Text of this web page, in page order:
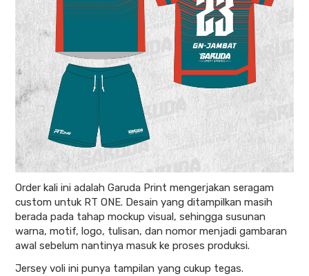
Order kali ini adalah Garuda Print mengerjakan seragam
custom untuk RT ONE. Desain yang ditampilkan masih
berada pada tahap mockup visual, sehingga susunan
warna, motif, logo, tulisan, dan nomor menjadi gambaran
awal sebelum nantinya masuk ke proses produksi.
Jersey voli ini punya tampilan yang cukup tegas.